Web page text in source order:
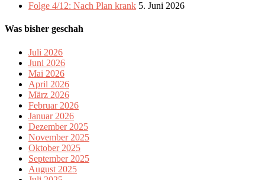
Folge 4/12: Nach Plan krank 5. Juni 2026
Was bisher geschah
Juli 2026
Juni 2026
Mai 2026
April 2026
März 2026
Februar 2026
Januar 2026
Dezember 2025
November 2025
Oktober 2025
September 2025
August 2025